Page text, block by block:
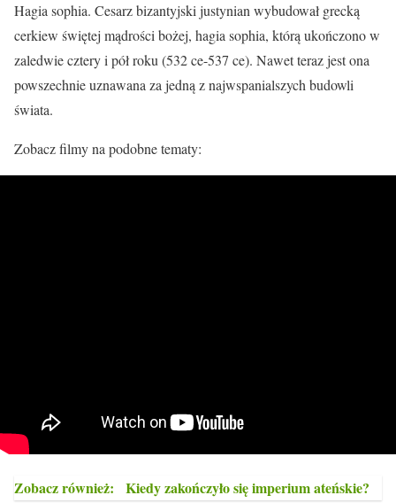
Hagia sophia. Cesarz bizantyjski justynian wybudował grecką
cerkiew świętej mądrości bożej, hagia sophia, którą ukończono w
zaledwie cztery i pół roku (532 ce-537 ce). Nawet teraz jest ona
powszechnie uznawana za jedną z najwspanialszych budowli
świata.
Zobacz filmy na podobne tematy:
Zobacz również: Kiedy zakończyło się imperium ateńskie?